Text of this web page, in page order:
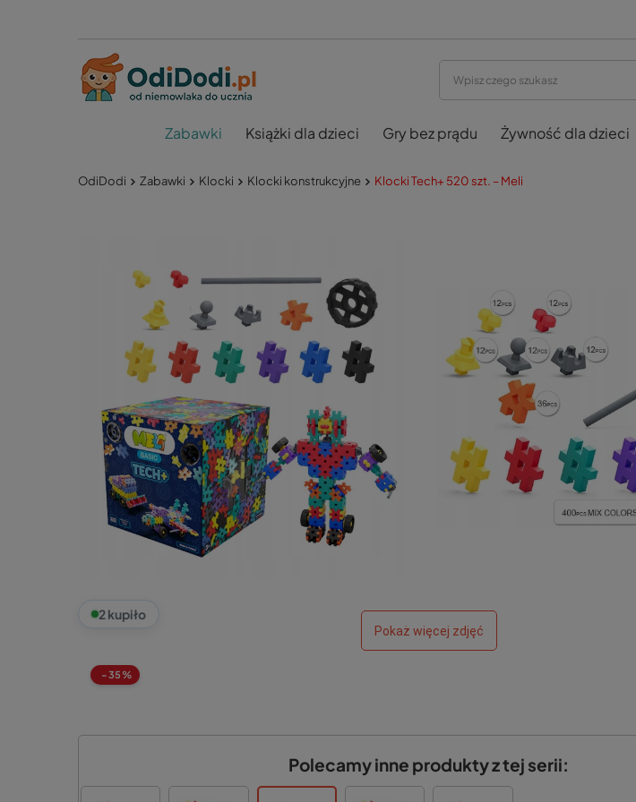
Zabawki Książki dla dzieci Gry bez prądu Żywność dla dzieci
OdiDodi Zabawki Klocki Klocki konstrukcyjne Klocki Tech+ 520 szt. – Meli
2 kupiło
Pokaż więcej zdjęć
-35%
Polecamy inne produkty z tej serii: